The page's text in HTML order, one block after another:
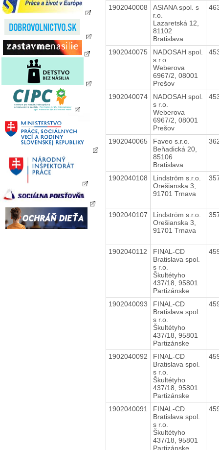
1902040008
ASIANA spol. s
r.o.
Lazaretská 12,
81102
Bratislava
1902040075
NADOSAH spol.
s r.o.
Weberova
6967/2, 08001
Prešov
1902040074
NADOSAH spol.
s r.o.
Weberova
6967/2, 08001
Prešov
1902040065
Faveo s.r.o.
Beňadická 20,
85106
Bratislava
1902040108
Lindström s.r.o.
Orešianska 3,
91701 Trnava
1902040107
Lindström s.r.o.
Orešianska 3,
91701 Trnava
1902040112
FINAL-CD
Bratislava spol.
s r.o.
Škultétyho
437/18, 95801
Partizánske
1902040093
FINAL-CD
Bratislava spol.
s r.o.
Škultétyho
437/18, 95801
Partizánske
1902040092
FINAL-CD
Bratislava spol.
s r.o.
Škultétyho
437/18, 95801
Partizánske
1902040091
FINAL-CD
Bratislava spol.
s r.o.
Škultétyho
437/18, 95801
Partizánske